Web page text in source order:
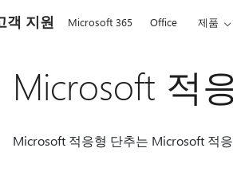
객 지원 Microsoft 365 Office 제품
Microsoft 적
Microsoft 적응형 단추는 Microsoft 적